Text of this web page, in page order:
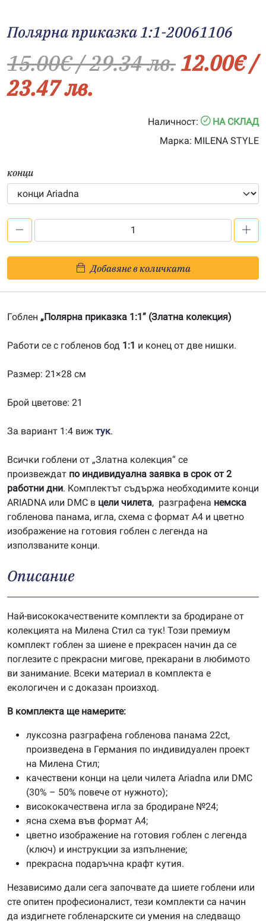
Полярна приказка 1:1-20061106
15.00€/ 29.34 лв.12.00€/
23.47 лв.
Наличност:
НА СКЛАД
Марка: MILENA STYLE
конци
приказка
1:1-
Добавяне в количката
Гоблен „Полярна приказка 1:1” (Златна колекция)
Работи се с гобленов бод 1:1 и конец от две нишки.
Размер: 21×28 см
Брой цветове: 21
За вариант 1:4 виж тук.
Всички гоблени от „Златна колекция“ се
произвеждат по индивидуална заявка в срок от 2
работни дни. Комплектът съдържа необходимите конци
ARIADNA или DMC в цели чилета, разграфена немска
гобленова панама, игла, схема с формат А4 и цветно
изображение на готовия гоблен с легенда на
използваните конци.
Описание
Най-висококачествените комплекти за бродиране от
колекцията на Милена Стил са тук! Този премиум
комплект гоблен за шиене е прекрасен начин да се
поглезите с прекрасни мигове, прекарани в любимото
ви занимание. Всеки материал в комплекта е
екологичен и с доказан произход.
В комплекта ще намерите:
луксозна разграфена гобленова панама 22ct,
произведена в Германия по индивидуален проект
на Милена Стил;
качествени конци на цели чилета Ariadna или DMC
(30% – 50% повече от нужното);
висококачествена игла за бродиране №24;
ясна схема във формат А4;
цветно изображение на готовия гоблен с легенда
(ключ) и инструкции за изпълнение;
прекрасна подаръчна крафт кутия.
Независимо дали сега започвате да шиете гоблени или
сте опитен професионалист, тези комплекти са начин
да издигнете гобленарските си умения на следващо